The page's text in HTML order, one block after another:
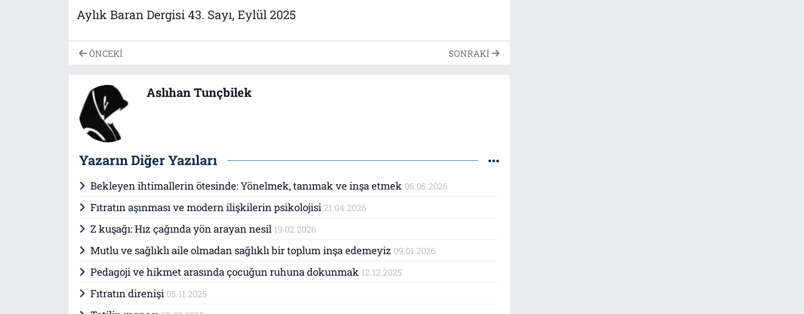
Aylık Baran Dergisi 43. Sayı, Eylül 2025
ÖNCEKI SONRAKI
Aslıhan Tunçbilek
Yazarın Diğer Yazıları
Bekleyen ihtimallerin ötesinde: Yönelmek, tanımak ve inşa etmek 06.05.2026
Fıtratın aşınması ve modern ilişkilerin psikolojisi 21.04.2026
Z kuşağı: Hız çağında yön arayan nesil 19.02.2026
Mutlu ve sağlıklı aile olmadan sağlıklı bir toplum inşa edemeyiz 09.01.2026
Pedagoji ve hikmet arasında çocuğun ruhuna dokunmak 12.12.2025
Fıtratın direnişi 05.11.2025